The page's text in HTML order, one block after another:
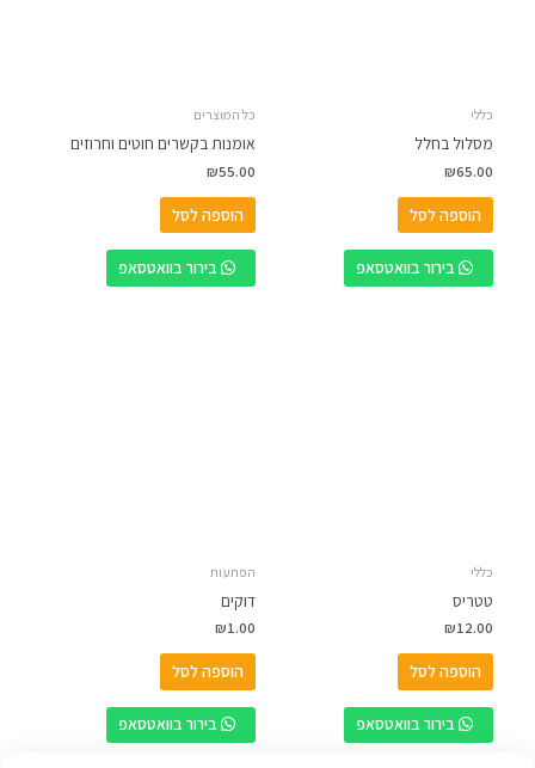
כללי
מסלול בחלל
₪65.00
הוספה לסל
בירור בוואטסאפ
כל המוצרים
אומנות בקשרים חוטים וחרוזים
₪55.00
הוספה לסל
בירור בוואטסאפ
כללי
טטריס
₪12.00
הוספה לסל
בירור בוואטסאפ
הפתעות
דוקים
₪1.00
הוספה לסל
בירור בוואטסאפ